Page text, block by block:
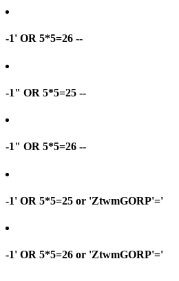
-1' OR 5*5=26 --
-1" OR 5*5=25 --
-1" OR 5*5=26 --
-1' OR 5*5=25 or 'ZtwmGORP'='
-1' OR 5*5=26 or 'ZtwmGORP'='